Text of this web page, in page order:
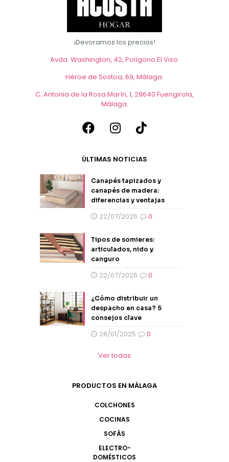
¡Devoramos los precios!
Avda. Washington, 42, Polígono El Viso.
Héroe de Sostoa, 69, Málaga.
C. Antonia de la Rosa Marín, 1, 29640 Fuengirola,
Málaga.
ÚLTIMAS NOTICIAS
Canapés tapizados y
canapés de madera:
diferencias y ventajas
22/07/2026 0
Tipos de somieres:
articulados, nido y
canguro
22/07/2026 0
¿Cómo distribuir un
despacho en casa? 5
consejos clave
28/01/2025 0
Ver todas
PRODUCTOS EN MÁLAGA
COLCHONES
COCINAS
SOFÁS
ELECTRO-
DOMÉSTICOS